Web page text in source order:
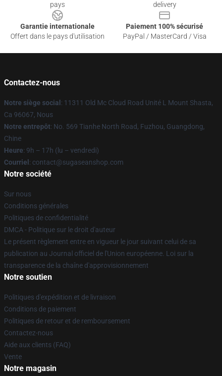
pays
delivery
Garantie internationale
Offert dans le pays d'utilisation
Paiement 100% sécurisé
PayPal / MasterCard / Visa
Contactez-nous
Notre siège social : 11311 Old Mc Cloud Road Unité L Mount Shasta,
Ca 96067, Nous
Notre entrepôt: No. 569 Tianhe North Road, Fuzhou, Guangdong,
Chine
Heure: 9h – 17h (lu – vendredi)
Courriel : contact@sugaseanshop.com
Notre société
Sur nous
Conditions générales
Politiques de confidentialité
DMCA - Politique sur le droit d'auteur
Le présent règlement entre en vigueur le jour suivant celui de sa
publication au Journal officiel de l'Union européenne. Loi sur la
transparence de la chaîne d'approvisionnement
Notre soutien
Politiques d'expédition et de livraison
Conditions de paiement
Politiques de retour et de remboursement
Contactez-nous
Aide aux clients (FAQ)
Vente
Notre magasin